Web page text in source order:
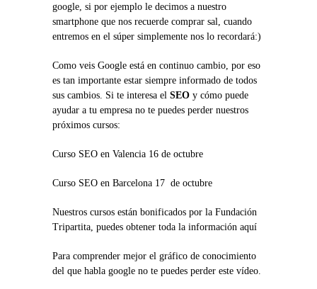
google, si por ejemplo le decimos a nuestro
smartphone que nos recuerde comprar sal, cuando
entremos en el súper simplemente nos lo recordará:)
Como veis Google está en continuo cambio, por eso
es tan importante estar siempre informado de todos
sus cambios. Si te interesa el SEO y cómo puede
ayudar a tu empresa no te puedes perder nuestros
próximos cursos:
Curso SEO en Valencia 16 de octubre
Curso SEO en Barcelona 17 de octubre
Nuestros cursos están bonificados por la Fundación
Tripartita, puedes obtener toda la información aquí
Para comprender mejor el gráfico de conocimiento
del que habla google no te puedes perder este vídeo.